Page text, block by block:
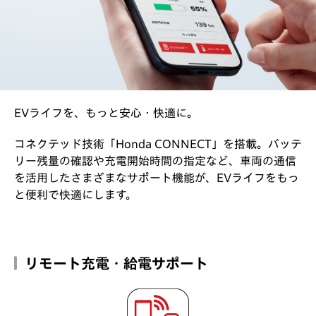
EVライフを、もっと安心・快適に。
コネクテッド技術「Honda CONNECT」を搭載。バッテ
リー残量の確認や充電開始時間の指定など、車両の通信
を活用したさまざまなサポート機能が、EVライフをもっ
と便利で快適にします。
リモート充電・給電サポート